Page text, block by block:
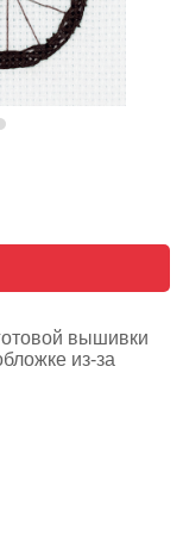
вышивки
из-за